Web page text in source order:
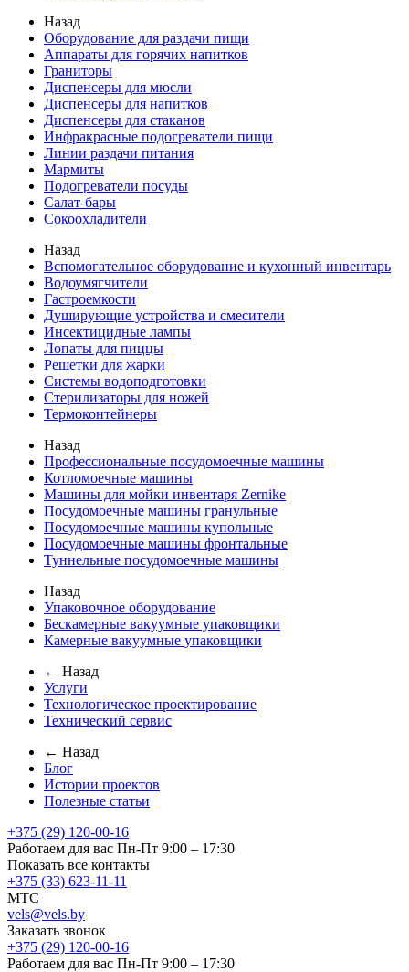
Назад
Оборудование для раздачи пищи
Аппараты для горячих напитков
Граниторы
Диспенсеры для мюсли
Диспенсеры для напитков
Диспенсеры для стаканов
Инфракрасные подогреватели пищи
Линии раздачи питания
Мармиты
Подогреватели посуды
Салат-бары
Сокоохладители
Назад
Вспомогательное оборудование и кухонный инвентарь
Водоумягчители
Гастроемкости
Душирующие устройства и смесители
Инсектицидные лампы
Лопаты для пиццы
Решетки для жарки
Системы водоподготовки
Стерилизаторы для ножей
Термоконтейнеры
Назад
Профессиональные посудомоечные машины
Котломоечные машины
Машины для мойки инвентаря Zernike
Посудомоечные машины гранульные
Посудомоечные машины купольные
Посудомоечные машины фронтальные
Туннельные посудомоечные машины
Назад
Упаковочное оборудование
Бескамерные вакуумные упаковщики
Камерные вакуумные упаковщики
← Назад
Услуги
Технологическое проектирование
Технический сервис
← Назад
Блог
Истории проектов
Полезные статьи
+375 (29) 120-00-16
Работаем для вас Пн-Пт 9:00 – 17:30
Показать все контакты
+375 (33) 623-11-11
MTC
vels@vels.by
Заказать звонок
+375 (29) 120-00-16
Работаем для вас Пн-Пт 9:00 – 17:30